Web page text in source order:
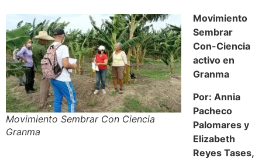
Movimiento Sembrar Con Ciencia
Granma
Movimiento
Sembrar
Con-Ciencia
activo en
Granma
Por: Annia
Pacheco
Palomares y
Elizabeth
Reyes Tases,